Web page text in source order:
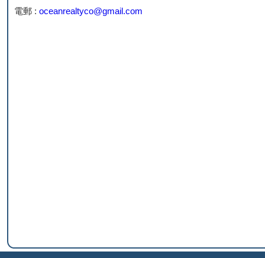
電郵 : oceanrealtyco@gmail.com